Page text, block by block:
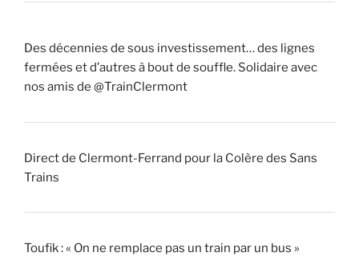
Des décennies de sous investissement… des lignes
fermées et d’autres à bout de souffle. Solidaire avec
nos amis de @TrainClermont
Direct de Clermont-Ferrand pour la Colère des Sans
Trains
Toufik : « On ne remplace pas un train par un bus »